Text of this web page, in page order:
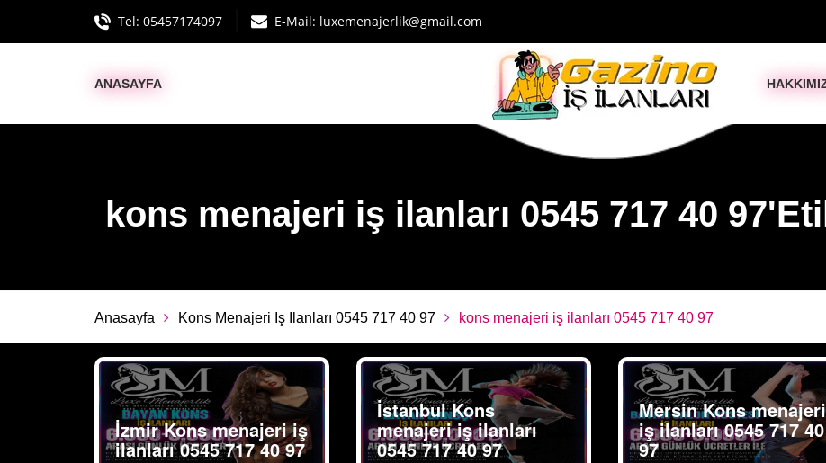
Tel: 05457174097 E-Mail: luxemenajerlik@gmail.com
ANASAYFA
kons menajeri iş ilanları 0545 717 40
Anasayfa Kons Menajeri Iş Ilanları 0545 717 40 97 kons menajeri iş ilanları 0545 717 40 97
İzmir Kons menajeri iş
ilanları 0545 717 40 97
İstanbul Kons
menajeri iş ilanları
0545 717 40 97
Mersin Kons menajeri
iş ilanları 0545 717 40
97